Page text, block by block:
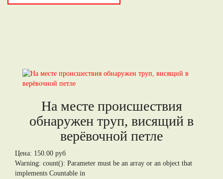
На месте происшествия
обнаружен труп, висящий в
верёвочной петле
Цена: 150.00 руб
Warning: count(): Parameter must be an array or an object that
implements Countable in